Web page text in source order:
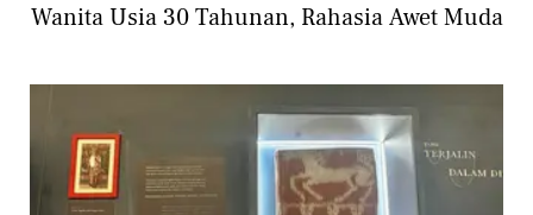
Wanita Usia 30 Tahunan, Rahasia Awet Muda